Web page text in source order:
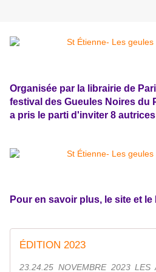
Organisée par la librairie de
festival des Gueules Noires du
a pris le parti d'inviter 8
Pour en savoir plus, le site et
ÉDITION 2023
23.24.25 NOVEMBRE 2023 LES